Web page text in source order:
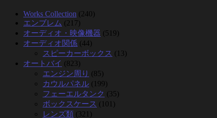
Works Collection (240)
エンブレム (217)
オーディオ・映像機器 (519)
オーディオ関係 (44)
スピーカーボックス (13)
オートバイ (823)
エンジン周り (85)
カウルパネル (199)
フェーエルタンク (35)
ボックスケース (101)
レンズ類 (321)